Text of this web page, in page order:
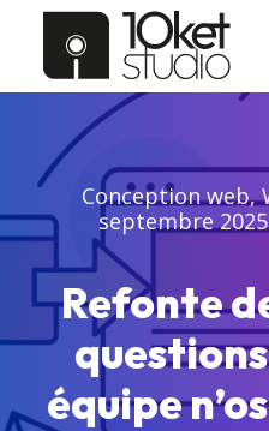
Le
Conception web,
septembre 2025
Refonte
équipe